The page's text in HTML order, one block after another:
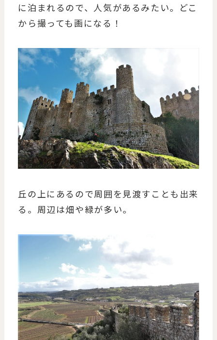
に泊まれるので、人気があるみたい。どこ
から撮っても画になる！
丘の上にあるので周囲を見渡すことも出来
る。周辺は畑や緑が多い。